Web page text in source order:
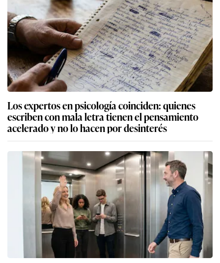
Los expertos en psicología coinciden: quienes
escriben con mala letra tienen el pensamiento
acelerado y no lo hacen por desinterés